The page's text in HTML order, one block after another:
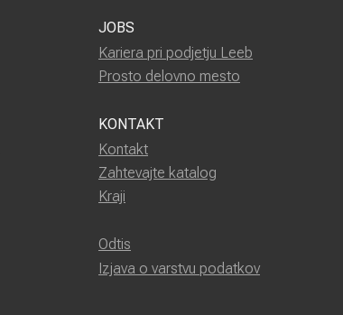
JOBS
Kariera pri podjetju Leeb
Prosto delovno mesto
KONTAKT
Kontakt
Zahtevajte katalog
Kraji
Odtis
Izjava o varstvu podatkov